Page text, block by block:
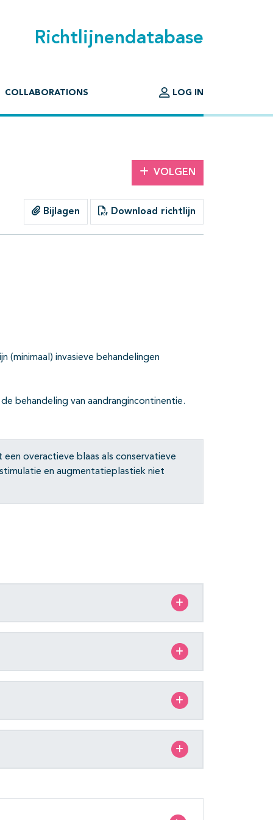
Richtlijnendatabase
COLLABORATIONS LOG IN
VOLGEN
Bijlagen Download richtlijn
(minimaal) invasieve behandelingen
behandeling van aandrangincontinentie.
overactieve blaas als conservatieve
en augmentatieplastiek niet